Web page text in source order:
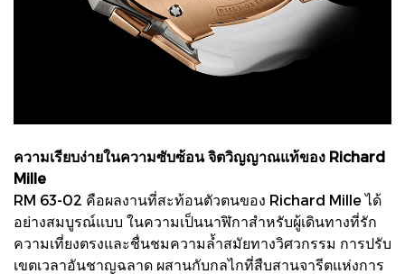
ความเรียบง่ายในความซับซ้อน จิตวิญญาณแท้ของ Richard
Mille
RM 63-02 คือผลงานที่สะท้อนตัวตนของ Richard Mille ได้
อย่างสมบูรณ์แบบ ในความเป็นนาฬิกาสำหรับผู้เดินทางที่รัก
ความเที่ยงตรงและชื่นชมความล้ำสมัยทางวิศวกรรม การปรับ
เขตเวลาอันชาญฉลาด ผสานกับกลไกที่สืบสานจารีตแห่งการ